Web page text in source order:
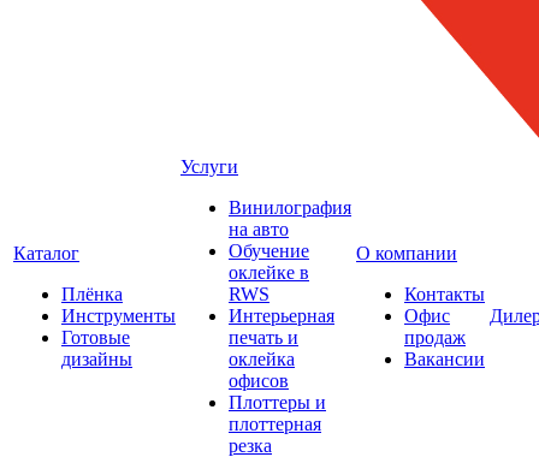
Каталог
Плёнка
Инструменты
Готовые
дизайны
Услуги
Винилография
на авто
Обучение
оклейке в
RWS
Интерьерная
печать и
оклейка
офисов
Плоттеры и
плоттерная
резка
О компании
Контакты
Офис
продаж
Вакансии